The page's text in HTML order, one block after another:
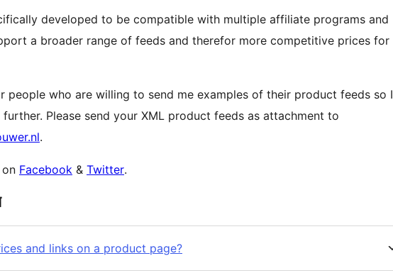
developed to be compatible with multiple affiliate programs and
a broader range of feeds and therefor more competitive prices for
people who are willing to send me examples of their product feeds so I
Please send your XML product feeds as attachment to
.
Facebook & Twitter.
and links on a product page?